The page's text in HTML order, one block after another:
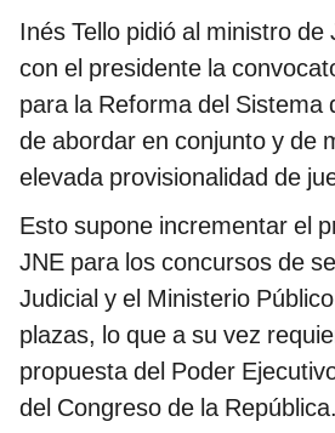
Inés Tello pidió al ministro de
con el presidente la
para la Reforma del Sistema
de abordar en conjunto y de
elevada provisionalidad de
Esto supone incrementar el
JNE para los concursos de
Judicial y el Ministerio
plazas, lo que a su vez
propuesta del Poder
del Congreso de la República.